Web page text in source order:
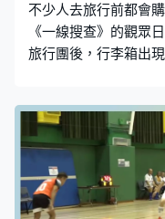
至半碗。陳生無奈指
不少人去旅行前都會
《一線搜查》的觀眾
旅行團後，行李箱出
俾唔到我哋呢？單據
齊。」74歲的王太（
員籌辦的內地旅行團
買旅遊保險，惟回到
掂都去區議員嗰度（